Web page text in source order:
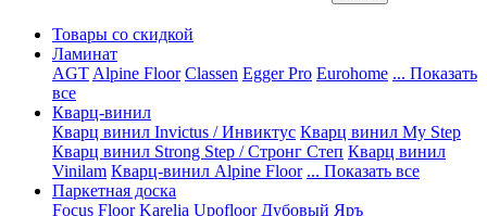
Товары со скидкой
Ламинат
AGT Alpine Floor Classen Egger Pro Eurohome ... Показать
все
Кварц-винил
Кварц винил Invictus / Инвиктус Кварц винил My Step
Кварц винил Strong Step / Стронг Степ Кварц винил
Vinilam Кварц-винил Alpine Floor ... Показать все
Паркетная доска
Focus Floor Karelia Upofloor Дубовый Яръ